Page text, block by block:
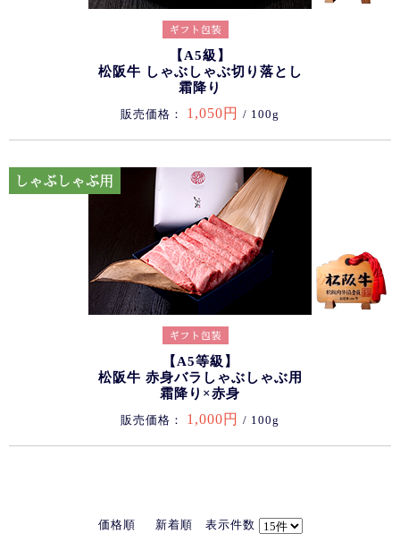
【A5級】
松阪牛 しゃぶしゃぶ切り落とし
霜降り
販売価格： 1,050円 / 100g
【A5等級】
松阪牛 赤身バラしゃぶしゃぶ用
霜降り×赤身
販売価格： 1,000円 / 100g
価格順 新着順 表示件数